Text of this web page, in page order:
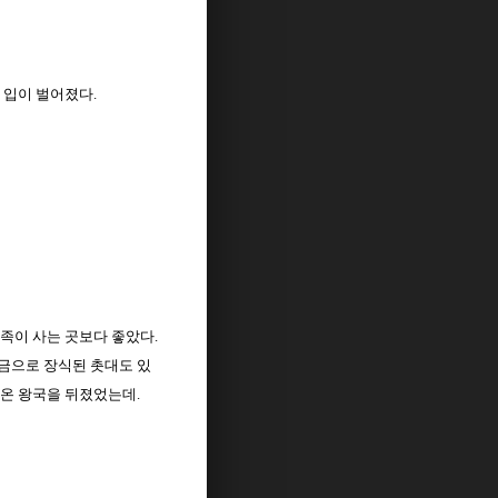
이 벌어졌다.
이 사는 곳보다 좋았다.
으로 장식된 촛대도 있
왕국을 뒤졌었는데.